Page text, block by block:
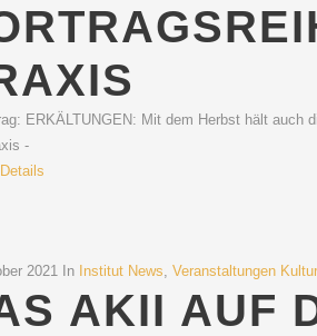
ERKÄLTUNGEN: Mit dem Herbst hält auch
-
2021 In Institut News, Veranstaltungen Kultur
AKII AUF